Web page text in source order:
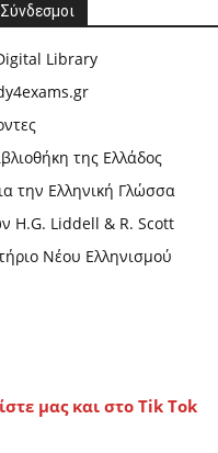
Library
της Ελλάδος
την Ελληνική Γλώσσα
H.G. Liddell & R. Scott
Νέου Ελληνισμού
μας και στο Tik Tok